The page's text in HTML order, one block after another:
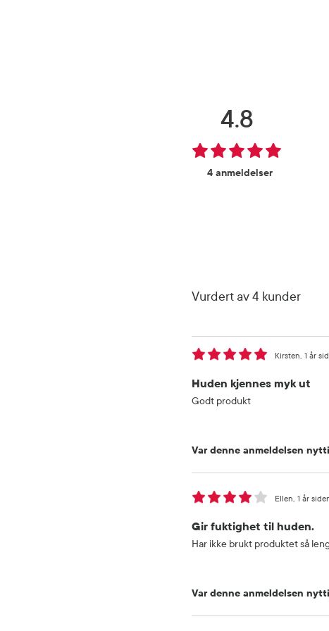
4.8
4 anmeldelser
Vurdert av 4 kunder
Huden kjennes myk ut
1 år
Kirsten
Godt produkt
Var denne anmeldelsen
Gir fuktighet til huden.
1 år
Ellen
Har ikke brukt produktet så
Var denne anmeldelsen